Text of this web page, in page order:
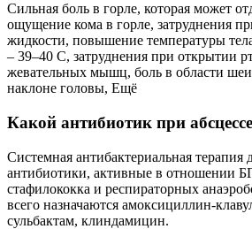
Сильная боль в горле, которая может
ощущение кома в горле, затруднения
жидкости, повышение температуры
– 39–40 С, затруднения при открытии
жевательных мышц, боль в области
наклоне головы, Ещё
Какой антибиотик при
Системная антибактериальная терапия
антибиотики, активные в отношении
стафилококка и респираторных
всего назначаются амоксициллин-
сульбактам, клиндамицин.